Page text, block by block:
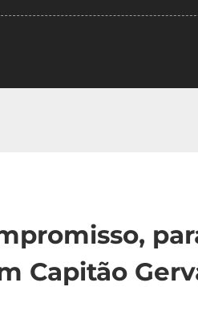
Capitão